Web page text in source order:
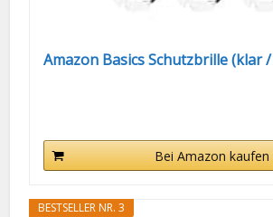
Amazon Basics Schutzbrille (klar /
Bei Amazon kaufen
BESTSELLER NR. 3